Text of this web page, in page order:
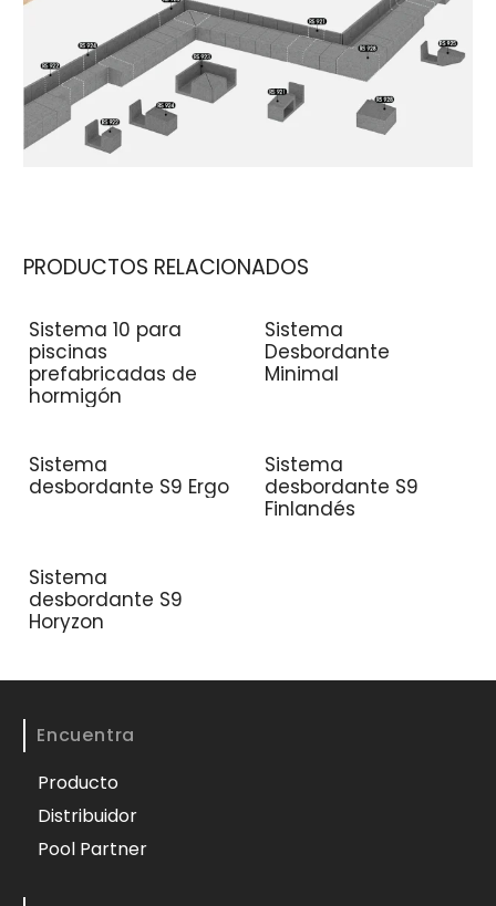
PRODUCTOS RELACIONADOS
Sistema 10 para
piscinas
prefabricadas de
hormigón
Sistema
Desbordante
Minimal
Sistema
desbordante S9 Ergo
Sistema
desbordante S9
Finlandés
Sistema
desbordante S9
Horyzon
Encuentra
Producto
Distribuidor
Pool Partner